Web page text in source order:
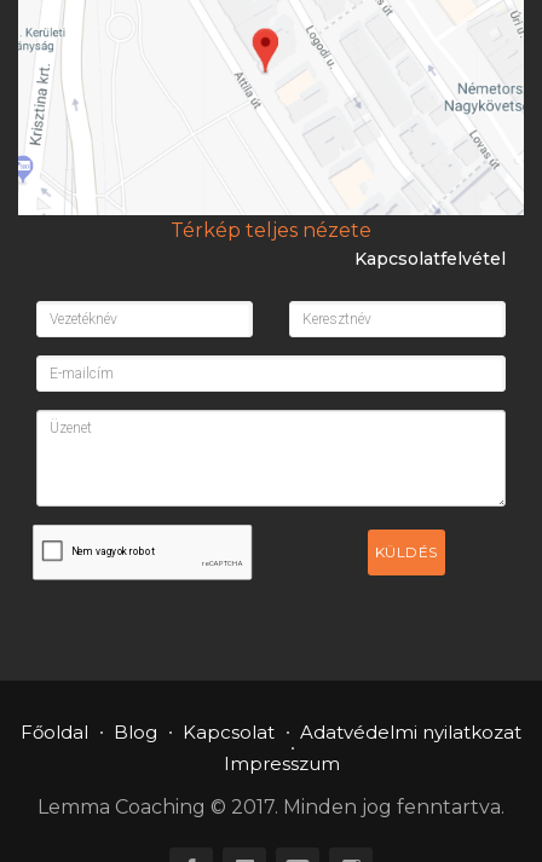
Térkép teljes nézete
Kapcsolatfelvétel
KÜLDÉS
Főoldal Blog Kapcsolat
Adatvédelmi nyilatkozat
Impresszum
Lemma Coaching © 2017. Minden jog fenntartva.